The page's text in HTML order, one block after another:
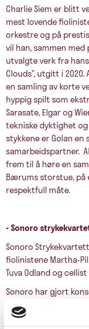
Charlie Siem er blitt
mest lovende
orkestre og på
vil han, sammen med
utvalgte verk fra
Clouds”, utgitt i
en samling av korte
hyppig spilt som
Sarasate, Elgar og
tekniske dyktighet
stykkene er Golan
samarbeidspartner.
frem til å høre en
Bærums storstue, på
respektfull måte.
- Sonoro
Sonoro
fiolinistene Martha-
Tuva Odland og
Sonoro har gjort
hjem, Siljustøl, i
kvartetten til topps i